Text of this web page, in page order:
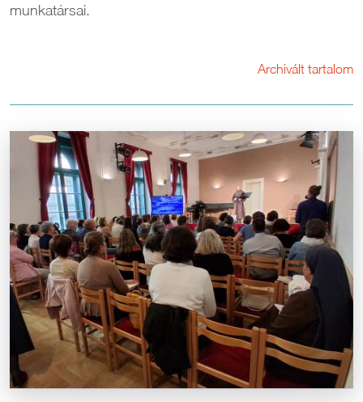
munkatársai.
Archivált tartalom
Kép